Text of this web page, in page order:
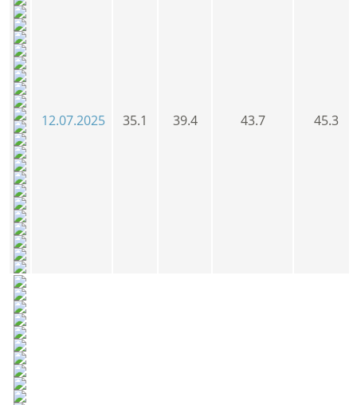
12.07.2025 35.1 39.4 43.7 45.3